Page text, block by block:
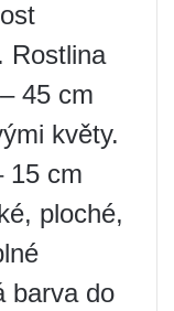
Rostlina
45 cm
květy.
15 cm
ploché,
barva do